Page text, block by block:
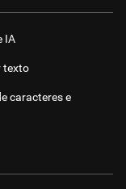
IA
texto
caracteres e